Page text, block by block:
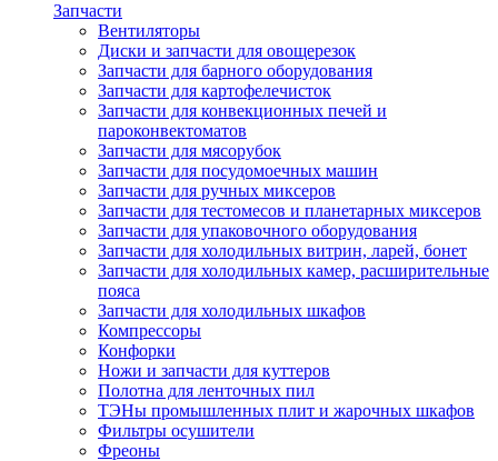
Запчасти
Вентиляторы
Диски и запчасти для овощерезок
Запчасти для барного оборудования
Запчасти для картофелечисток
Запчасти для конвекционных печей и
пароконвектоматов
Запчасти для мясорубок
Запчасти для посудомоечных машин
Запчасти для ручных миксеров
Запчасти для тестомесов и планетарных миксеров
Запчасти для упаковочного оборудования
Запчасти для холодильных витрин, ларей, бонет
Запчасти для холодильных камер, расширительные
пояса
Запчасти для холодильных шкафов
Компрессоры
Конфорки
Ножи и запчасти для куттеров
Полотна для ленточных пил
ТЭНы промышленных плит и жарочных шкафов
Фильтры осушители
Фреоны